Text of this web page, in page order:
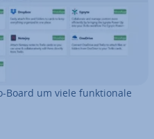
Board um viele funk­tio­na­le